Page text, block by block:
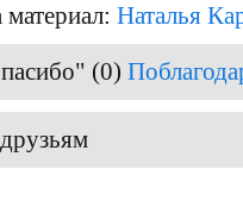
Наталья
(0)
друзьям